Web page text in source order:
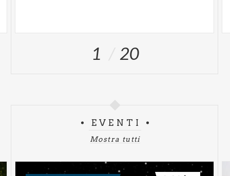
1 20
EVENTI
Mostra tutti